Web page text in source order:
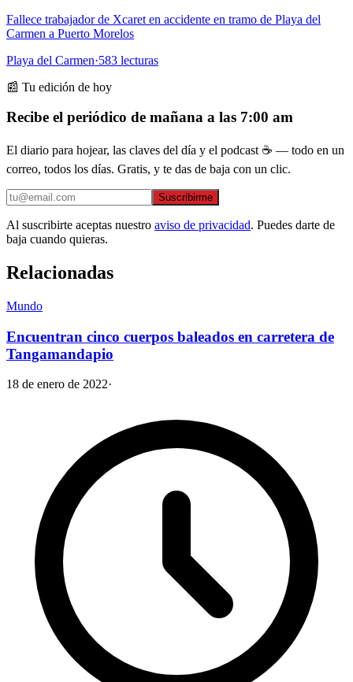
Fallece trabajador de Xcaret en accidente en tramo de Playa del
Carmen a Puerto Morelos
Playa del Carmen·583 lecturas
📰 Tu edición de hoy
Recibe el periódico de mañana a las 7:00 am
El diario para hojear, las claves del día y el podcast ☕ — todo en un
correo, todos los días. Gratis, y te das de baja con un clic.
Suscribirme
Al suscribirte aceptas nuestro aviso de privacidad. Puedes darte de
baja cuando quieras.
Relacionadas
Mundo
Encuentran cinco cuerpos baleados en carretera de
Tangamandapio
18 de enero de 2022·